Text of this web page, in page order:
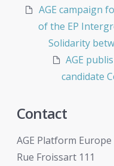
AGE campaign
of the EP
Solidarity
AGE
candidate
Contact
AGE Platform Europe
Rue Froissart 111